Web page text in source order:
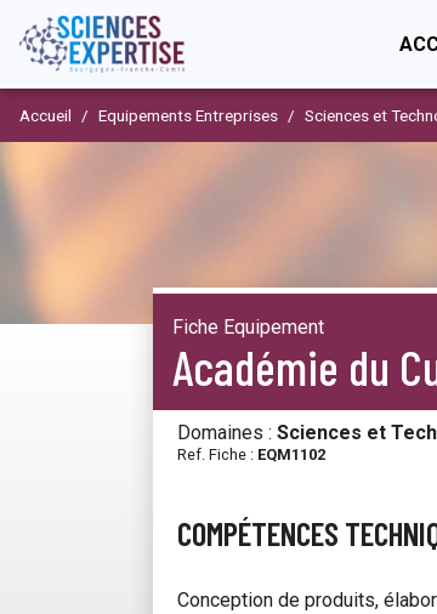
Accueil Equipements Entreprises Sciences et
Fiche Equipement
Académie du
Domaines : Sciences et
Ref. Fiche : EQM1102
COMPÉTENCES
Conception de produits,